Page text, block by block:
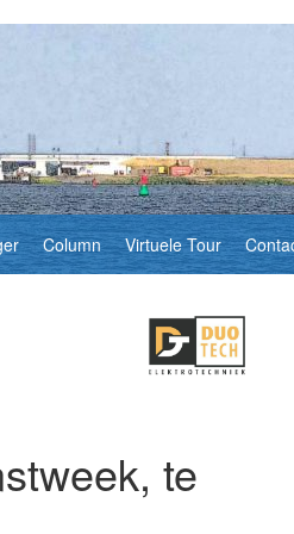
Column Virtuele Tour
te